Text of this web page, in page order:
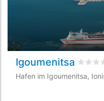
Igoumenitsa
Hafen im Igoumenitsa,